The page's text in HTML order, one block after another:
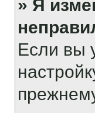
» Я
Если вы